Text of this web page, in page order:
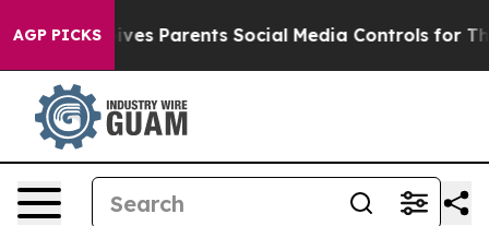
AGP PICKS
Brazil Gives Parents Social Media Controls for Their